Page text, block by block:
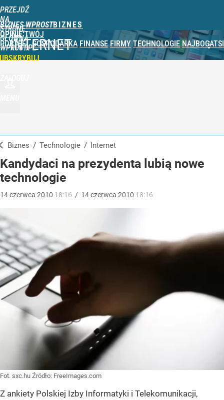
PRZEJDŹ
NA
STRONĘ
GŁÓWNĄ
WPROST.PL
BIZNES WPROST
OPINIE TWÓJ
PORTFEL GOSPODARKA FINANSE FIRMY TECHNOLOGIE NAJBOGATSI
INTERNET
Biznes / Technologie / Internet
Kandydaci na prezydenta lubią nowe
technologie
14czerwca 2010 18:16 / 14czerwca 2010 18:16
Fot. sxc.hu Źródło: FreeImages.com
Z ankiety Polskiej Izby Informatyki i Telekomunikacji,